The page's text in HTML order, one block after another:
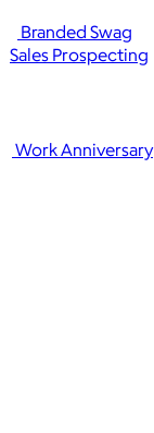
Branded Swag
Work Anniversary
Sales Prospecting